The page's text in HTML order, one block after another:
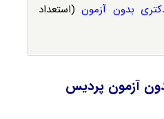
بدون آزمون(استعداد
آزمون پردیس